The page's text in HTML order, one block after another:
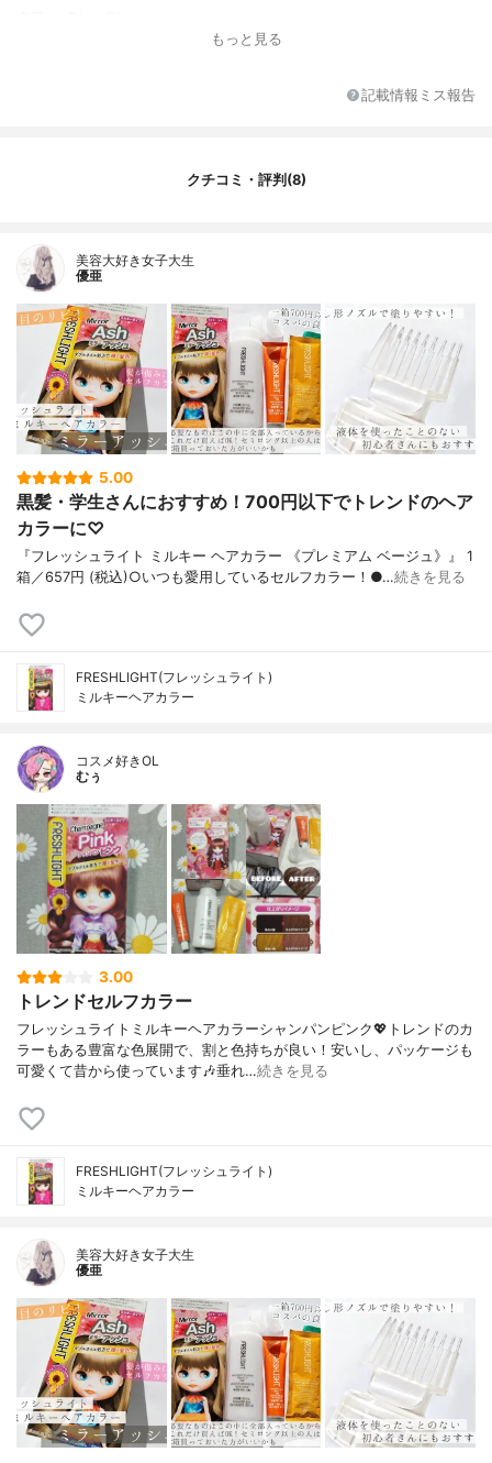
10～20分
もっと見る
記載情報ミス報告
クチコミ・評判(8)
美容大好き女子大生
優亜
5.00
黒髪・学生さんにおすすめ！700円以下でトレンドのヘア
カラーに♡
『フレッシュライト ミルキー ヘアカラー 《プレミアム ベージュ》』 1
箱／657円 (税込)○いつも愛用しているセルフカラー！●…続きを見る
FRESHLIGHT(フレッシュライト)
ミルキーヘアカラー
コスメ好きOL
むぅ
3.00
トレンドセルフカラー
フレッシュライトミルキーヘアカラーシャンパンピンク💖トレンドのカ
ラーもある豊富な色展開で、割と色持ちが良い！安いし、パッケージも
可愛くて昔から使っています🎶垂れ…続きを見る
FRESHLIGHT(フレッシュライト)
ミルキーヘアカラー
美容大好き女子大生
優亜